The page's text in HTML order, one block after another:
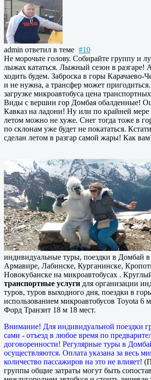
admin ответил в теме #10
Не морочьте голову. Собирайте группу и
лыжах кататься. Лыжный сезон в разгаре!
ходить будем. Заброска в горы Карачаево-
и не нужна, а трансфер может
загрузке микроавтобуса цена
Виды с вершин гор Домбая обалденные!
Кавказ на ладони! Ну или по крайней мере
летом можно не хуже. Снег тогда тоже в
по склонам уже будет не покататься.
сделан летом в разгар самой жары! Как
индивидуальные туры, поездки в Домбай в
Армавире, Лабинске, Курганинске,
Новокубанске на микроавтобусах .
транспортные услуги для организации
туров, туров выходного дня, поездки в
использованием микроавтобусов Toyota 6
Форд Транзит 18 м 18 мест.
Внимание! Для индивидуальной поездки
сами - отъезд в любое время по
договоренности! Регулярные туры в
осуществляются. Оплата указана за весь
количество пассажиров на это не влияет!
группы общие затраты могут быть